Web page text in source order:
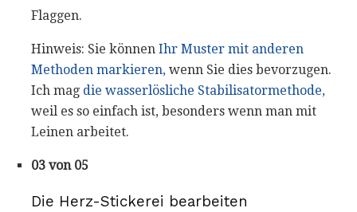
Flaggen.
Hinweis: Sie können Ihr Muster mit anderen
Methoden markieren, wenn Sie dies bevorzugen.
Ich mag die wasserlösliche Stabilisatormethode,
weil es so einfach ist, besonders wenn man mit
Leinen arbeitet.
03 von 05
Die Herz-Stickerei bearbeiten